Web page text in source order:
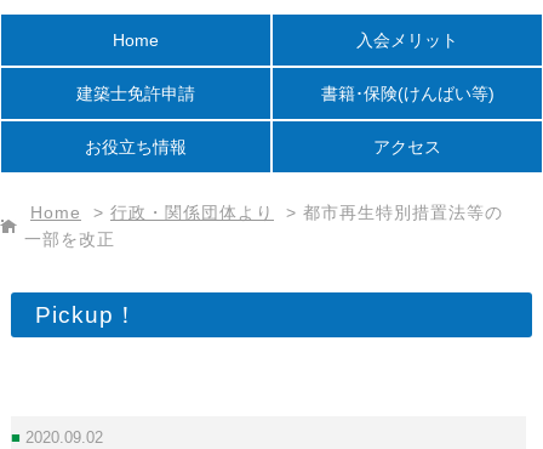
Home 入会メリット
建築士免許申請 書籍･保険(けんばい等)
お役立ち情報 アクセス
Home > 行政・関係団体より > 都市再生特別措置法等の
一部を改正
Pickup！
2020.09.02